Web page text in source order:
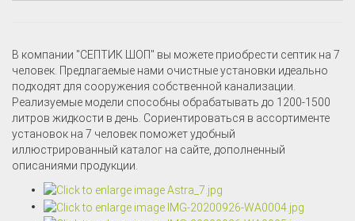
В компании "СЕПТИК ШОП" вы можете приобрести септик на 7
человек. Предлагаемые нами очистные установки идеально
подходят для сооружения собственной канализации.
Реализуемые модели способны обрабатывать до 1200-1500
литров жидкости в день. Сориентироваться в ассортименте
установок на 7 человек поможет удобный
иллюстрированный каталог на сайте, дополненный
описаниями продукции.